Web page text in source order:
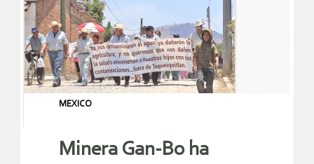
MEXICO
Minera Gan-Bo ha